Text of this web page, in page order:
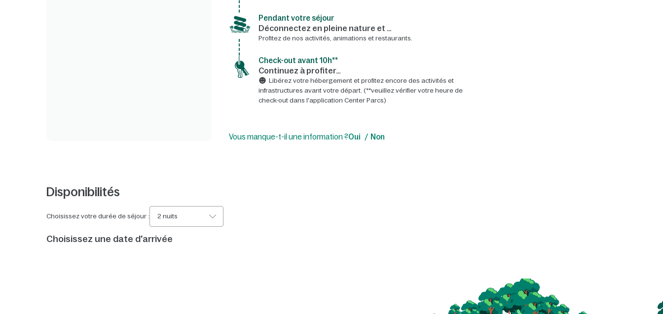
Pendant votre séjour
Déconnectez en pleine nature et …
Profitez de nos activités, animations et restaurants.
Check-out avant 10h**
Continuez à profiter…
Libérez votre hébergement et profitez encore des activités et
infrastructures avant votre départ. (**veuillez vérifier votre heure de
check-out dans l'application Center Parcs)
Vous manque-t-il une information ?Oui Non
Disponibilités
Choisissez votre durée de séjour : 2 nuits
Choisissez une date d'arrivée